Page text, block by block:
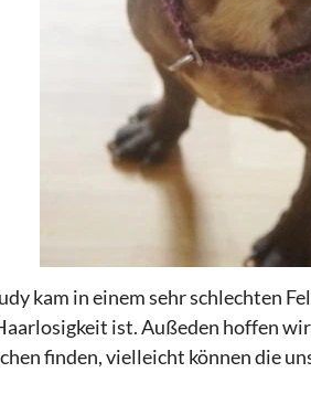
kam in einem sehr schlechten
ist. Außeden hoffen wir
finden, vielleicht können die